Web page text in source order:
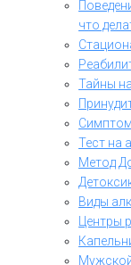
что
Тайны
Тест на
Метод
Виды
Центры